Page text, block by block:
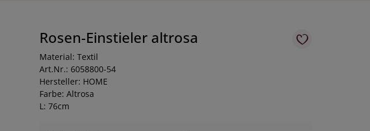
Rosen-Einstieler altrosa
Material: Textil
Art.Nr.: 6058800-54
Hersteller: HOME
Farbe: Altrosa
L: 76cm